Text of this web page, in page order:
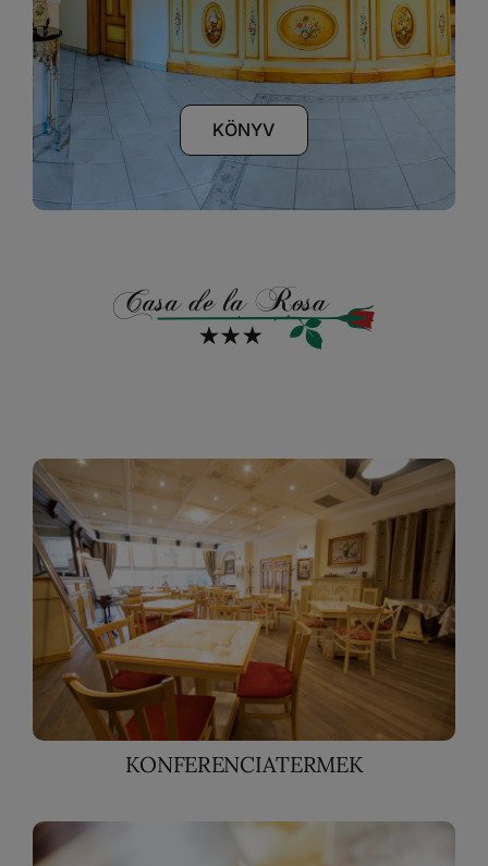
HU
KÖNYV
KONFERENCIATERMEK